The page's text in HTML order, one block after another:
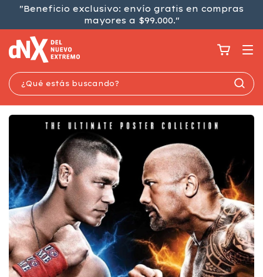
"Beneficio exclusivo: envío gratis en compras
mayores a $99.000."